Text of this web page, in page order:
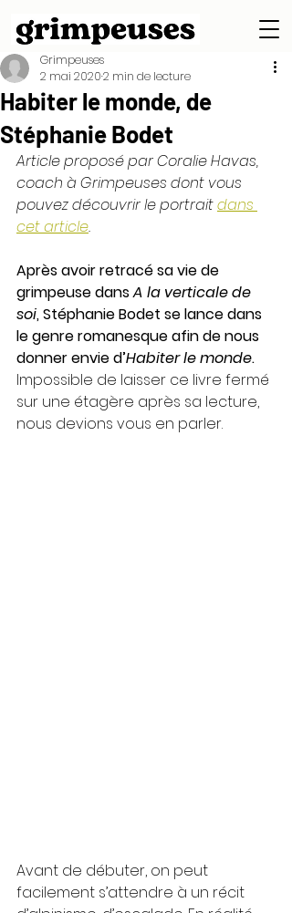
Habiter le monde, de
Stéphanie Bodet
Grimpeuses
2 mai 20202 min de lecture
Article proposé par Coralie Havas,
coach à Grimpeuses dont vous
pouvez découvrir le portrait dans
cet article.
Après avoir retracé sa vie de
grimpeuse dans A la verticale de
soi, Stéphanie Bodet se lance dans
le genre romanesque afin de nous
donner envie d’Habiter le monde.
Impossible de laisser ce livre fermé
sur une étagère après sa lecture,
nous devions vous en parler.
Avant de débuter, on peut
facilement s’attendre à un récit